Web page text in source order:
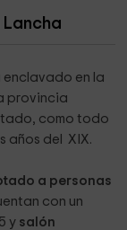
enclavado en la
provincia
como todo
años del XIX.
a personas
con un
y salón